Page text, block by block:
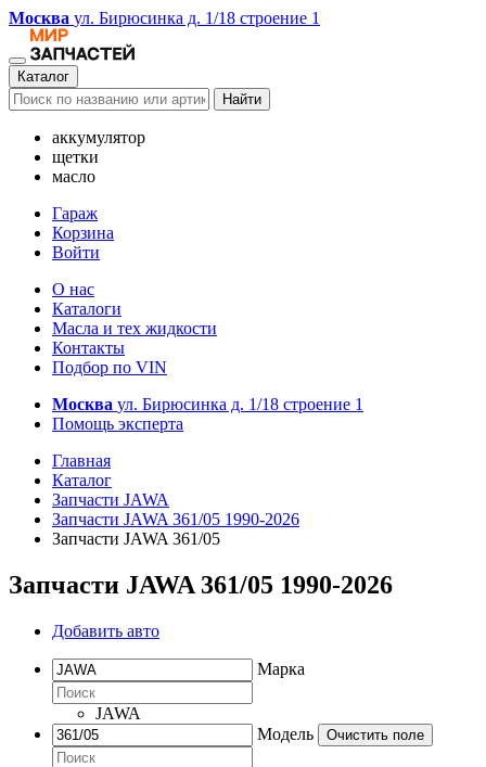
Москва ул. Бирюсинка д. 1/18 строение 1
Каталог
Найти
аккумулятор
щетки
масло
Гараж
Корзина
Войти
О нас
Каталоги
Масла и тех жидкости
Контакты
Подбор по VIN
Москва ул. Бирюсинка д. 1/18 строение 1
Помощь эксперта
Главная
Каталог
Запчасти JAWA
Запчасти JAWA 361/05 1990-2026
Запчасти JAWA 361/05
Запчасти JAWA 361/05 1990-2026
Добавить авто
Марка
JAWA
Модель
Очистить поле